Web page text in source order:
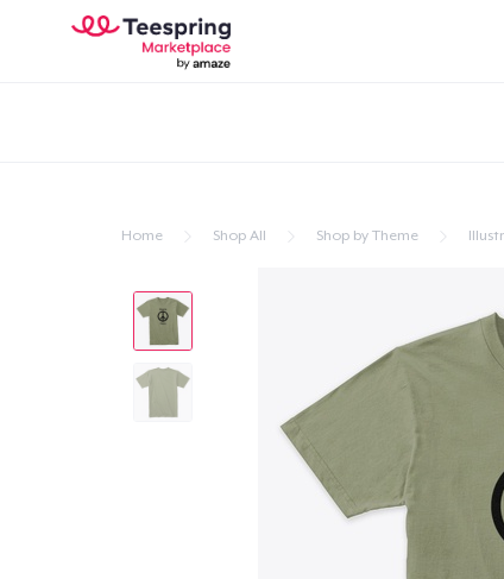
Home Shop All Shop by Theme